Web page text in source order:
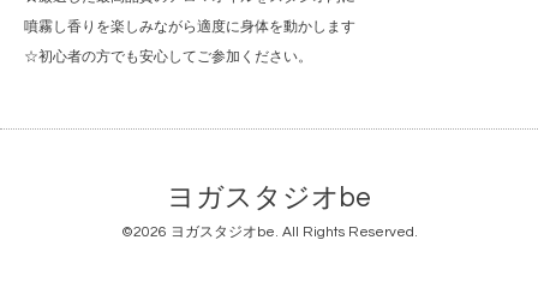
噴霧し香りを楽しみながら適度に身体を動かします
☆初心者の方でも安心してご参加ください。
ヨガスタジオbe
©2026 ヨガスタジオbe. All Rights Reserved.